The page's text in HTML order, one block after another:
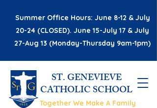
ST. GENEVIEVE
CATHOLIC SCHOOL
Together We Make A Family
Summer Office Hours: June 8-12 & July
20-24 (CLOSED). June 15-July 17 & July
27-Aug 13 (Monday-Thursday 9am-1pm)